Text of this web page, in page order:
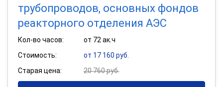
трубопроводов, основных фондов
реакторного отделения АЭС
Кол-во часов:
от 72 ак.ч
Стоимость:
от 17 160 руб.
Старая цена:
20 760 руб.